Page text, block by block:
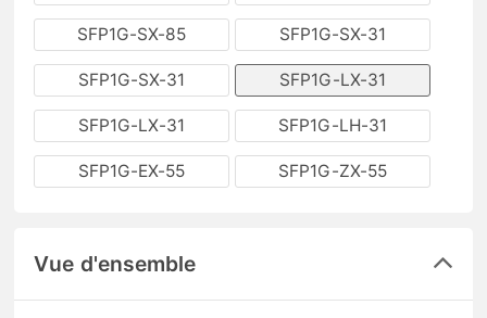
SFP1G-SX-85 SFP1G-SX-31
SFP1G-SX-31 SFP1G-LX-31
SFP1G-LX-31 SFP1G-LH-31
SFP1G-EX-55 SFP1G-ZX-55
Vue d'ensemble